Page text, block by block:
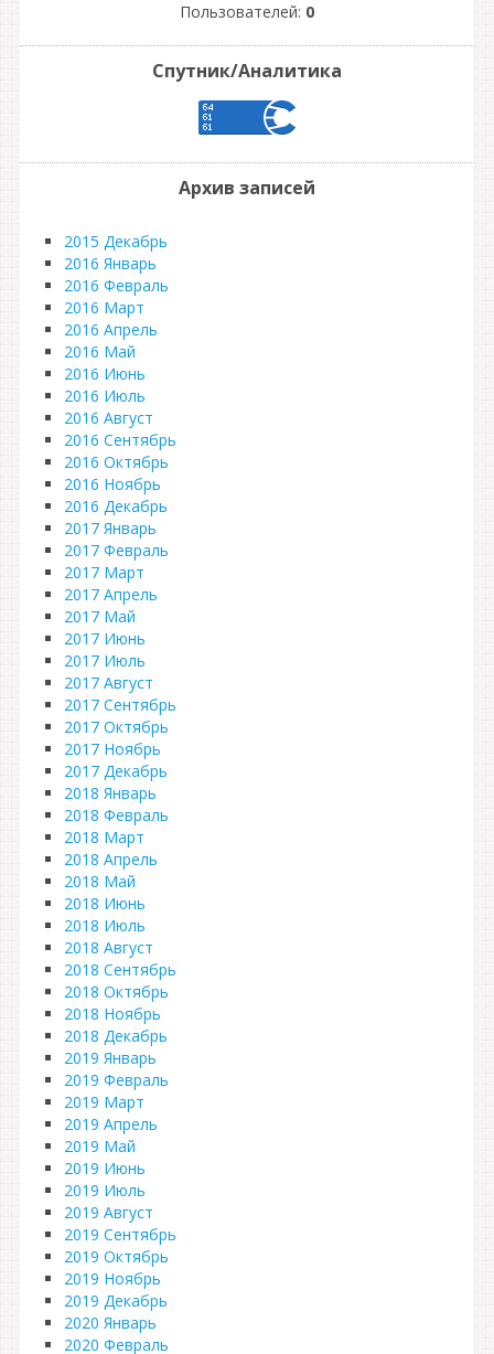
Пользователей: 0
Спутник/Аналитика
Архив записей
2015 Декабрь
2016 Январь
2016 Февраль
2016 Март
2016 Апрель
2016 Май
2016 Июнь
2016 Июль
2016 Август
2016 Сентябрь
2016 Октябрь
2016 Ноябрь
2016 Декабрь
2017 Январь
2017 Февраль
2017 Март
2017 Апрель
2017 Май
2017 Июнь
2017 Июль
2017 Август
2017 Сентябрь
2017 Октябрь
2017 Ноябрь
2017 Декабрь
2018 Январь
2018 Февраль
2018 Март
2018 Апрель
2018 Май
2018 Июнь
2018 Июль
2018 Август
2018 Сентябрь
2018 Октябрь
2018 Ноябрь
2018 Декабрь
2019 Январь
2019 Февраль
2019 Март
2019 Апрель
2019 Май
2019 Июнь
2019 Июль
2019 Август
2019 Сентябрь
2019 Октябрь
2019 Ноябрь
2019 Декабрь
2020 Январь
2020 Февраль